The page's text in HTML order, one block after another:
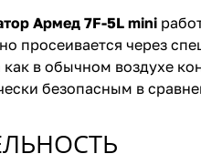
Армед 7F-5L mini
просеивается через
как в обычном воздухе
безопасным в